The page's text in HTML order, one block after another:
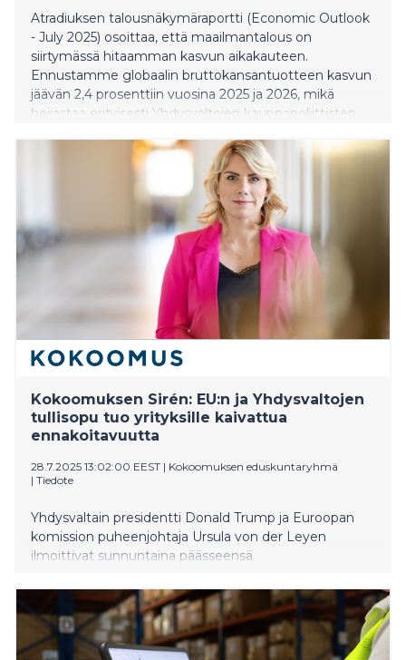
Atradiuksen talousnäkymäraportti (Economic Outlook
- July 2025) osoittaa, että maailmantalous on
siirtymässä hitaamman kasvun aikakauteen.
Ennustamme globaalin bruttokansantuotteen kasvun
jäävän 2,4 prosenttiin vuosina 2025 ja 2026, mikä
heijastaa erityisesti Yhdysvaltojen kauppapoliittisten
Kokoomuksen Sirén: EU:n ja Yhdysvaltojen
tullisopu tuo yrityksille kaivattua
ennakoitavuutta
28.7.2025 13:02:00 EEST | Kokoomuksen eduskuntaryhmä
| Tiedote
Yhdysvaltain presidentti Donald Trump ja Euroopan
komission puheenjohtaja Ursula von der Leyen
ilmoittivat sunnuntaina päässeensä
Skotlannissa käytyjen neuvottelujen tuloksena. Suuren
valiokunnan puheenjohtaja Saara-Sofia Sirén pitää
sopua tärkeänä, sillä sen myötä onnistuttiin estämään
EU:n ja Yhdysvaltojen välille uhkaavasti kehittymässä